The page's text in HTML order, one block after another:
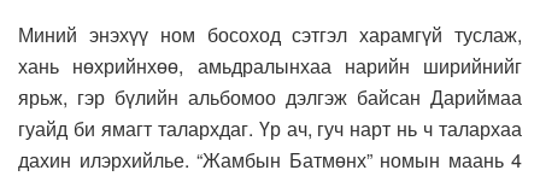
Миний энэхүү ном босоход сэтгэл харамгүй туслаж,
хань нөхрийнхөө, амьдралынхаа нарийн ширийнийг
ярьж, гэр бүлийн альбомоо дэлгэж байсан Дариймаа
гуайд би ямагт талархдаг. Үр ач, гуч нарт нь ч талархаа
дахин илэрхийлье. “Жамбын Батмөнх” номын маань 4